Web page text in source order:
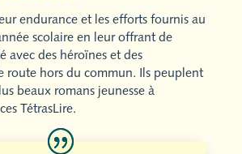
endurance et les efforts fournis au
scolaire en leur offrant de
avec des héroïnes et des
route hors du commun. Ils peuplent
beaux romans jeunesse à
TétrasLire.